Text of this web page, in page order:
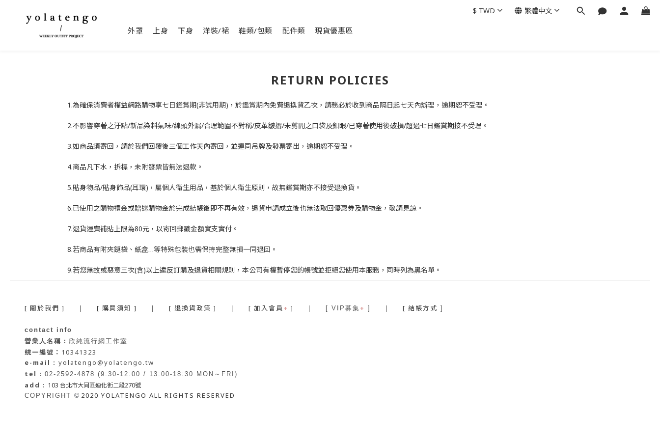
外罩 上身 下身 洋裝/裙 鞋類/包類 配件類 現貨優惠區
$ TWD 繁體中文
RETURN POLICIES
1.為確保消費者權益網路購物享七日鑑賞期(非試用期)，於鑑賞期內免費退換貨乙次，請務必於收到商品隔日起七天內辦理，逾期恕不受理。
2.不影響穿著之汙點/新品染料氣味/線頭外漏/合理範圍不對稱/皮革皺摺/未剪開之口袋及釦眼/已穿著使用後破損/超過七日鑑賞期接不受理。
3.如商品須寄回，請於我們回覆後三個工作天內寄回，並連同吊牌及發票寄出，逾期恕不受理。
4.商品凡下水，拆標，未附發票皆無法退款。
5.貼身物品/貼身飾品(耳環)，屬個人衛生用品，基於個人衛生原則，故無鑑賞期亦不接受退換貨。
6.已使用之購物禮金或贈送購物金於完成結帳後即不再有效，退貨申請成立後也無法取回優惠券及購物金，敬請見諒。
7.退貨運費補貼上限為80元，以寄回郵戳金額實支實付。
8.若商品有附夾鏈袋、紙盒…等特殊包裝也需保持完整無損一同退回。
9.若您無故或惡意三次(含)以上違反訂購及退貨相關規則，本公司有權暫停您的帳號並拒絕您使用本服務，同時列為黑名單。
[ 關於我們 ] [ 購買須知 ] [ 退換貨政策 ] [ 加入會員 + ] | [ VIP募集 + ] [ 結帳方式 ]
contact info
營業人名稱： 欣純流行網工作室
統一編號： 10341323
e-mail : yolatengo@yolatengo.tw
tel : 02-2592-4878 (9:30-12:00 / 13:00-18:30 MON～FRI)
add : 103 台北市大同區迪化街二段270號
COPYRIGHT © 2020 YOLATENGO ALL RIGHTS RESERVED